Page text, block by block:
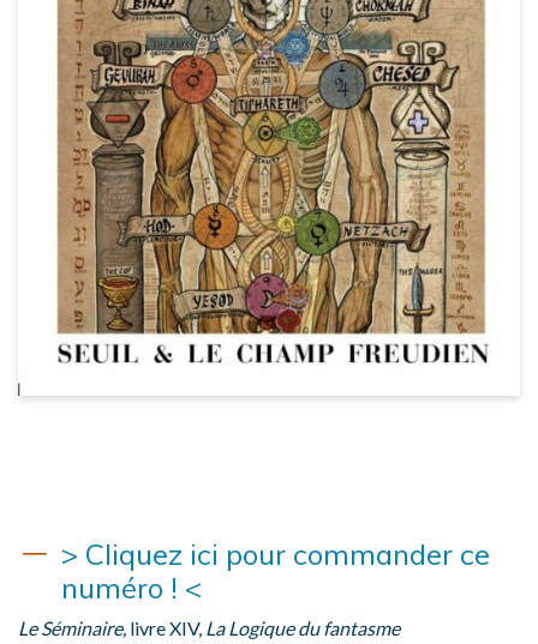
> Cliquez ici pour commander ce
numéro ! <
Le Séminaire, livre XIV, La Logique du fantasme